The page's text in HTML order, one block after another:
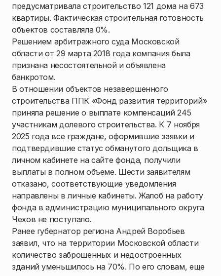
предусматривала строительство 121 дома на 673
квартиры. Фактическая строительная готовность
объектов составляла 0%.
Решением арбитражного суда Московской
области от 29 марта 2018 года компания была
признана несостоятельной и объявлена
банкротом.
В отношении объектов незавершенного
строительства ППК «Фонд развития территорий»
приняла решение о выплате компенсаций 245
участникам долевого строительства. К 7 ноября
2025 года все граждане, оформившие заявки и
подтвердившие статус обманутого дольщика в
личном кабинете на сайте фонда, получили
выплаты в полном объеме. Шести заявителям
отказано, соответствующие уведомления
направлены в личные кабинеты. Жалоб на работу
фонда в администрацию муниципального округа
Чехов не поступало.
Ранее губернатор региона Андрей Воробьев
заявил, что на территории Московской области
количество заброшенных и недостроенных
зданий уменьшилось на 70%. По его словам, еще